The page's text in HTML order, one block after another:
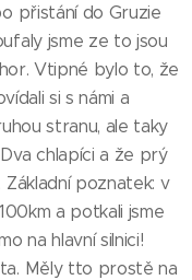
přistání do Gruzie
jsme ze to jsou
Vtipné bylo to, že
si s námi a
stranu, ale taky
chlapíci a že prý
Základní poznatek: v
a potkali jsme
na hlavní silnici!
Měly tto prostě na